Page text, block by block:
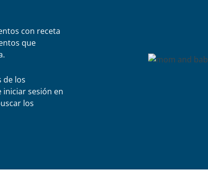
con receta
que
de los
sesión en
los